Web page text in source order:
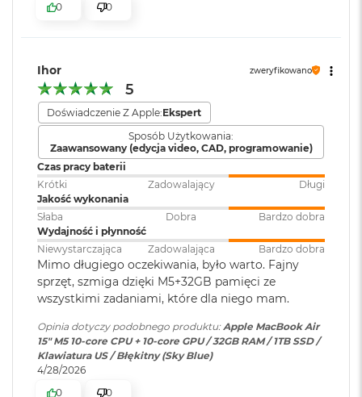
i
B
M
c
B
o
o
k
A
i
r
2
T
B
M
a
c
B
Gniazdo słuchawkowe 3,5 mm
Ładowanie
DisplayPort
Thunderbolt 4 (do 40 Gb/s)
USB 4 (do 40 Gb/s)
Obsługa wyświetlaczy
Obsługa maksymalnie dwóch wyświetlaczy zewnętrznych:
Dwa wyświetlacze o natywnej rozdzielczości do 6K przy 60
Hz lub 4K przy 144 Hz
Zainstalowany
system operacyjny
operacyjnego:
macOS Sequoia lub nowszy
Dołączone
oprogramowanie
Wbudowane aplikacje systemu
macOS
Dodatkowe
informacje:
Klawiatura z Touch ID, Gładzik
Force Touch wyczuwający siłę
nacisku, Czujnik światła
otoczenia
Układ klawiatury
0
0
Ihor zweryfikowano
5
Doświadczenie Z Apple:Ekspert
Sposób Użytkowania:
Zaawansowany (edycja video, CAD, programowanie)
Czas pracy baterii
Krótki
Zadowalający
Długi
Jakość wykonania
Słaba
Dobra
Bardzo dobra
Wydajność i płynność
Niewystarczająca
Zadowalająca Bardzo dobra
Mimo długiego oczekiwania, było warto. Fajny
sprzęt, szmiga dzięki M5+32GB pamięci ze
wszystkimi zadaniami, które dla niego mam.
Opinia dotyczy podobnego produktu:Apple MacBook Air
15" M5 10‑core CPU + 10‑core GPU / 32GB RAM / 1TB SSD /
Klawiatura US / Błękitny (Sky Blue)
4/28/2026
0
0